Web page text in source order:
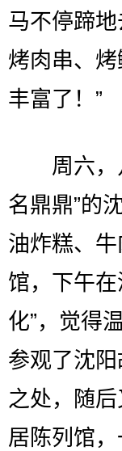
马不停蹄
烤肉串、
丰富了！”
周六，几
名鼎鼎”的
油炸糕、
馆，下午
化”，觉得
参观了沈
之处，随
居陈列馆